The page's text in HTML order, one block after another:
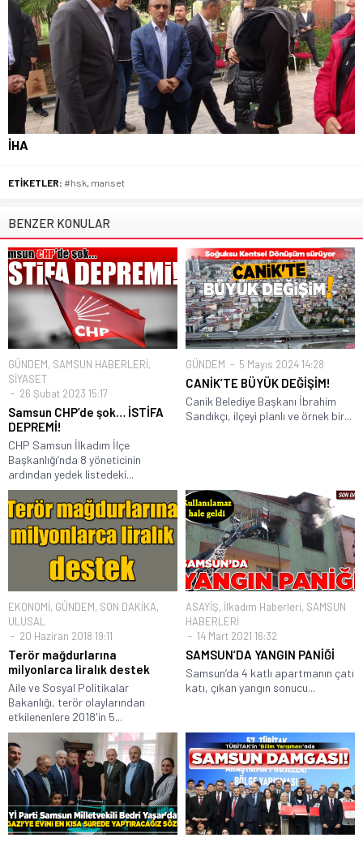
İHA
ETİKETLER: #hsk manset
BENZER KONULAR
GÜNDEM, SAMSUN HABERLERİ,
SİYASET
26 Şubat 2023 15:17
Samsun CHP’de şok… İSTİFA
DEPREMİ!
CHP Samsun İlkadım İlçe
Başkanlığı’nda 8 yöneticinin
ardından yedek listedeki...
GÜNDEM 5 Mayıs 2024 14:28
CANİK’TE BÜYÜK DEĞİŞİM!
Canik Belediye Başkanı İbrahim
Sandıkçı, ilçeyi planlı ve örnek bir...
EKONOMİ, GÜNDEM, SON DAKİKA,
ULUSAL
20 Haziran 2018 19:11
Terör mağdurlarına
milyonlarca liralık destek
Aile ve Sosyal Politikalar
Bakanlığı, terör olaylarından
etkilenenlere 2018'in 5...
ASAYİŞ, İlkadım Haberleri, SAMSUN
HABERLERİ
14 Mart 2021 16:32
SAMSUN’DA YANGIN PANİĞİ
Samsun’da 4 katlı apartmanın çatı
katı, çıkan yangın sonucu...